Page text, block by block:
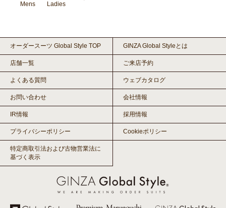
Mens Ladies
オーダースーツ Global Style TOP GINZA Global Styleとは
店舗一覧 ご来店予約
よくある質問 ウェブカタログ
お問い合わせ 会社情報
IR情報 採用情報
プライバシーポリシー Cookieポリシー
特定商取引法および古物営業法に
基づく表示